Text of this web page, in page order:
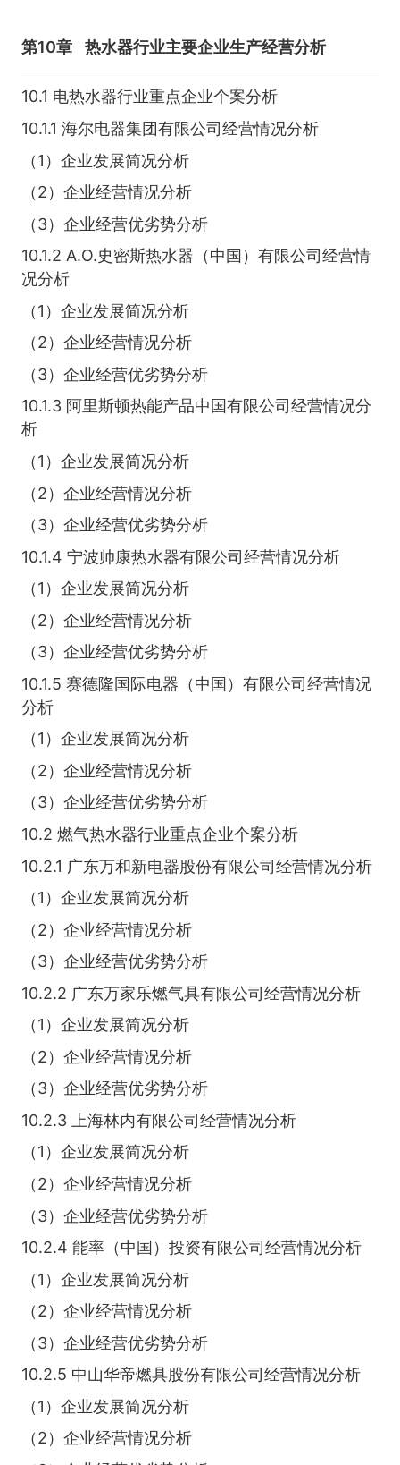
第10章 热水器行业主要企业生产经营分析
10.1 电热水器行业重点企业个案分析
10.1.1 海尔电器集团有限公司经营情况分析
（1）企业发展简况分析
（2）企业经营情况分析
（3）企业经营优劣势分析
10.1.2 A.O.史密斯热水器（中国）有限公司经营情
况分析
（1）企业发展简况分析
（2）企业经营情况分析
（3）企业经营优劣势分析
10.1.3 阿里斯顿热能产品中国有限公司经营情况分
析
（1）企业发展简况分析
（2）企业经营情况分析
（3）企业经营优劣势分析
10.1.4 宁波帅康热水器有限公司经营情况分析
（1）企业发展简况分析
（2）企业经营情况分析
（3）企业经营优劣势分析
10.1.5 赛德隆国际电器（中国）有限公司经营情况
分析
（1）企业发展简况分析
（2）企业经营情况分析
（3）企业经营优劣势分析
10.2 燃气热水器行业重点企业个案分析
10.2.1 广东万和新电器股份有限公司经营情况分析
（1）企业发展简况分析
（2）企业经营情况分析
（3）企业经营优劣势分析
10.2.2 广东万家乐燃气具有限公司经营情况分析
（1）企业发展简况分析
（2）企业经营情况分析
（3）企业经营优劣势分析
10.2.3 上海林内有限公司经营情况分析
（1）企业发展简况分析
（2）企业经营情况分析
（3）企业经营优劣势分析
10.2.4 能率（中国）投资有限公司经营情况分析
（1）企业发展简况分析
（2）企业经营情况分析
（3）企业经营优劣势分析
10.2.5 中山华帝燃具股份有限公司经营情况分析
（1）企业发展简况分析
（2）企业经营情况分析